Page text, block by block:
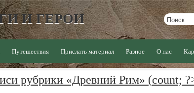
И ГЕРОИ
Путешествия Прислать материал Разное О нас
рубрики «Древний Рим» (count;